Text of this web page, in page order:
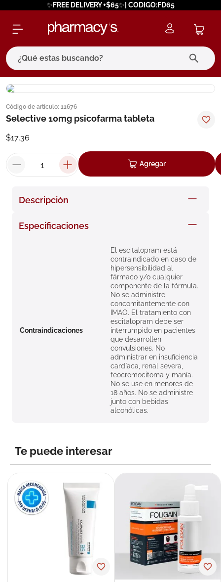
✨FREE DELIVERY +$65✨| CODIGO:FD65
¿Qué estas buscando?
Código de artículo: 11676
Selective 10mg psicofarma tableta
$17,36
Agregar
Descripción
Especificaciones
Contraindicaciones
El escitalopram está
contraindicado en caso de
hipersensibilidad al
fármaco y/o cualquier
componente de la fórmula.
No se administre
concomitantemente con
IMAO. El tratamiento con
escitalopram debe ser
interrumpido en pacientes
que desarrollen
convulsiones. No
administrar en insuficiencia
cardíaca, renal severa,
feocromocitoma y manía.
No se use en menores de
18 años. No se administre
junto con bebidas
alcohólicas.
Te puede interesar
términos más buscados
1. eucerin
3
bioderma
5. cerave
6 megacistin
8. roche posay